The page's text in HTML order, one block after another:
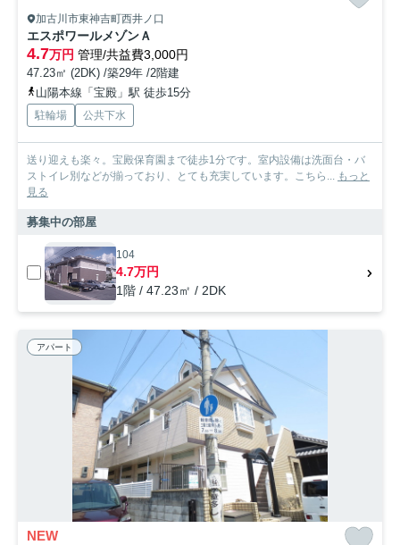
加古川市東神吉町西井ノ口
エスポワールメゾンＡ
4.7万円 管理/共益費3,000円
47.23㎡ (2DK) /築29年 /2階建
山陽本線「宝殿」駅 徒歩15分
駐輪場 公共下水
送り迎えも楽々。宝殿保育園まで徒歩1分です。室内設備は洗面台・バ
ストイレ別などが揃っており、とても充実しています。こちら... もっと
見る
募集中の部屋
104
4.7万円
1階 / 47.23㎡ / 2DK
アパート
NEW